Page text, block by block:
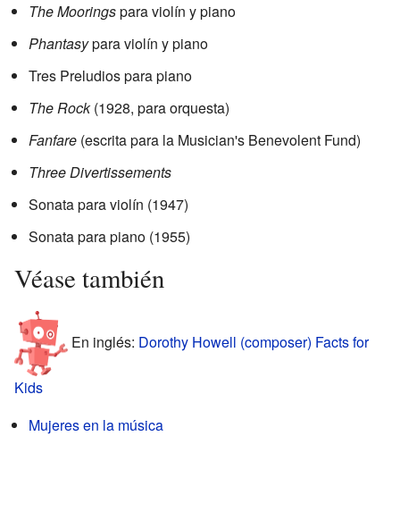
The Mooringspara violín y piano
Phantasypara violín y piano
Tres Preludios para piano
The Rock(1928, para orquesta)
Fanfare (escrita para la Musician's Benevolent Fund)
Three Divertissements
Sonata para violín (1947)
Sonata para piano (1955)
Véase también
En inglés: Dorothy Howell (composer) Facts for
Kids
Mujeres en la música